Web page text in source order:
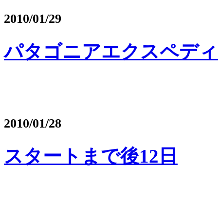
2010/01/29
パタゴニアエクスペデ
2010/01/28
スタートまで後12日